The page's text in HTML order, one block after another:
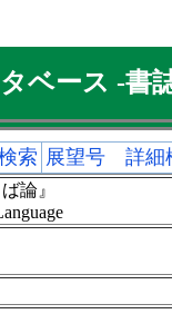
ベース -書
索 展望号 詳細
論』